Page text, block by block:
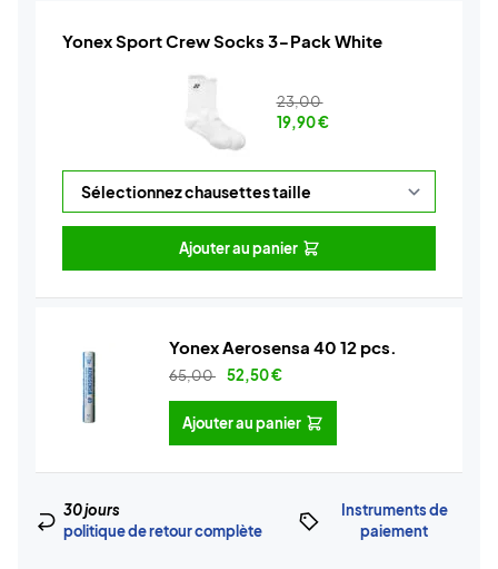
Yonex Sport Crew Socks 3-Pack White
23,00
19,90€
Ajouter au panier
Yonex Aerosensa 40 12 pcs.
65,00 52,50€
Ajouter au panier
30 jours
politique de retour complète
Instruments de
paiement